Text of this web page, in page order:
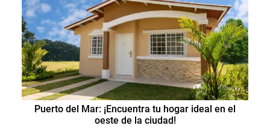
Puerto del Mar: ¡Encuentra tu hogar ideal en el
oeste de la ciudad!